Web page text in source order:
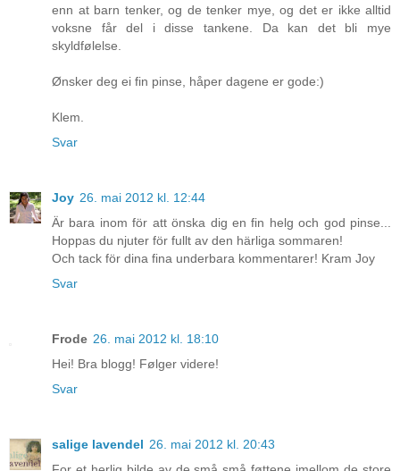
enn at barn tenker, og de tenker mye, og det er ikke alltid
voksne får del i disse tankene. Da kan det bli mye
skyldfølelse.
Ønsker deg ei fin pinse, håper dagene er gode:)
Klem.
Svar
Joy 26. mai 2012 kl. 12:44
Är bara inom för att önska dig en fin helg och god pinse...
Hoppas du njuter för fullt av den härliga sommaren!
Och tack för dina fina underbara kommentarer! Kram Joy
Svar
Frode 26. mai 2012 kl. 18:10
Hei! Bra blogg! Følger videre!
Svar
salige lavendel 26. mai 2012 kl. 20:43